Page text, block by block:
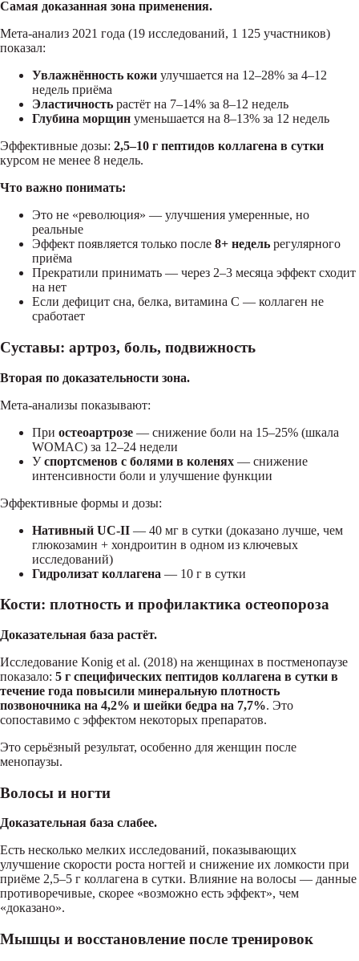
Самая доказанная зона применения.
Мета-анализ 2021 года (19 исследований, 1 125 участников)
показал:
Увлажнённость кожи улучшается на 12–28% за 4–12
недель приёма
Эластичность растёт на 7–14% за 8–12 недель
Глубина морщин уменьшается на 8–13% за 12 недель
Эффективные дозы: 2,5–10 г пептидов коллагена в сутки
курсом не менее 8 недель.
Что важно понимать:
Это не «революция» — улучшения умеренные, но
реальные
Эффект появляется только после 8+ недель регулярного
приёма
Прекратили принимать — через 2–3 месяца эффект сходит
на нет
Если дефицит сна, белка, витамина C — коллаген не
сработает
Суставы: артроз, боль, подвижность
Вторая по доказательности зона.
Мета-анализы показывают:
При остеоартрозе — снижение боли на 15–25% (шкала
WOMAC) за 12–24 недели
Успортсменов с болями в коленях — снижение
интенсивности боли и улучшение функции
Эффективные формы и дозы:
Нативный UC-II — 40 мг в сутки (доказано лучше, чем
глюкозамин + хондроитин в одном из ключевых
исследований)
Гидролизат коллагена — 10 г в сутки
Кости: плотность и профилактика остеопороза
Доказательная база растёт.
Исследование Konig et al. (2018) на женщинах в постменопаузе
показало: 5 г специфических пептидов коллагена в сутки в
течение года повысили минеральную плотность
позвоночника на 4,2% и шейки бедра на 7,7%. Это
сопоставимо с эффектом некоторых препаратов.
Это серьёзный результат, особенно для женщин после
менопаузы.
Волосы и ногти
Доказательная база слабее.
Есть несколько мелких исследований, показывающих
улучшение скорости роста ногтей и снижение их ломкости при
приёме 2,5–5 г коллагена в сутки. Влияние на волосы — данные
противоречивые, скорее «возможно есть эффект», чем
«доказано».
Мышцы и восстановление после тренировок